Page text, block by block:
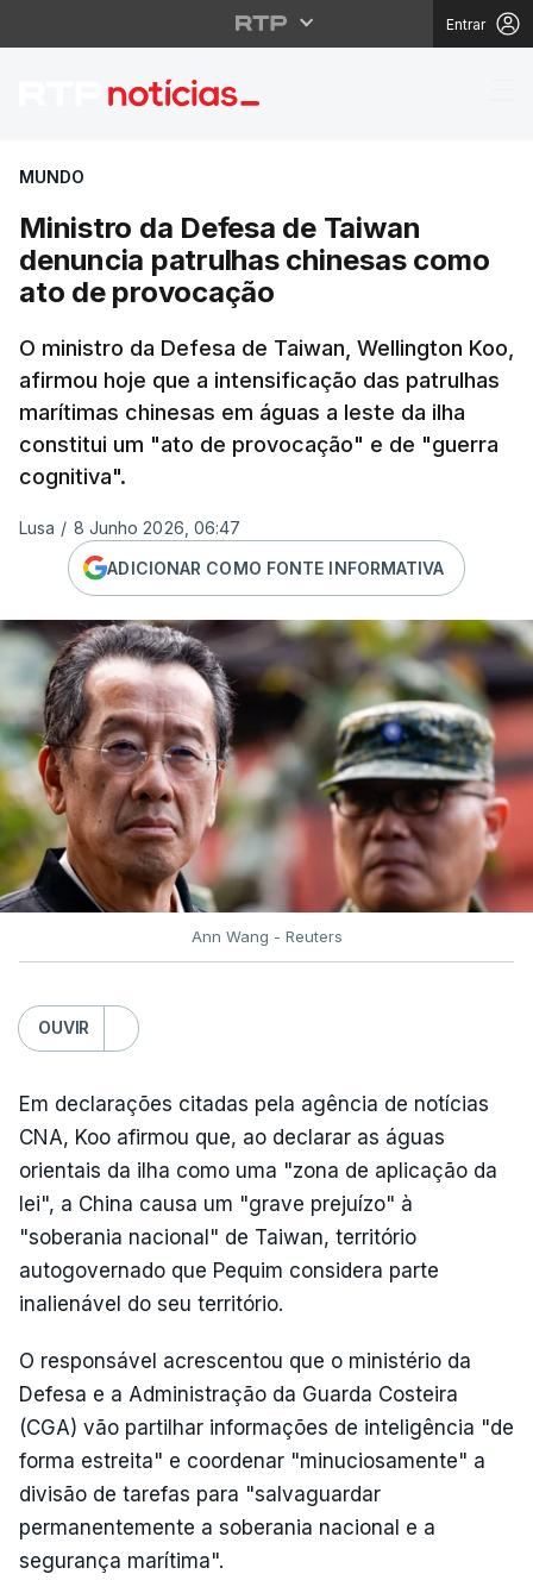
Entrar
Ministro da Defesa
MUNDO
Ministro da Defesa de Taiwan
denuncia patrulhas chinesas como
ato de provocação
O ministro da Defesa de Taiwan, Wellington Koo,
afirmou hoje que a intensificação das patrulhas
marítimas chinesas em águas a leste da ilha
constitui um "ato de provocação" e de "guerra
cognitiva".
Lusa / 8 Junho 2026, 06:47
ADICIONAR COMO FONTE INFORMATIVA
Ann Wang - Reuters
OUVIR
Em declarações citadas pela agência de notícias
CNA, Koo afirmou que, ao declarar as águas
orientais da ilha como uma "zona de aplicação da
lei", a China causa um "grave prejuízo" à
"soberania nacional" de Taiwan, território
autogovernado que Pequim considera parte
inalienável do seu território.
O responsável acrescentou que o ministério da
Defesa e a Administração da Guarda Costeira
(CGA) vão partilhar informações de inteligência "de
forma estreita" e coordenar "minuciosamente" a
divisão de tarefas para "salvaguardar
permanentemente a soberania nacional e a
segurança marítima".